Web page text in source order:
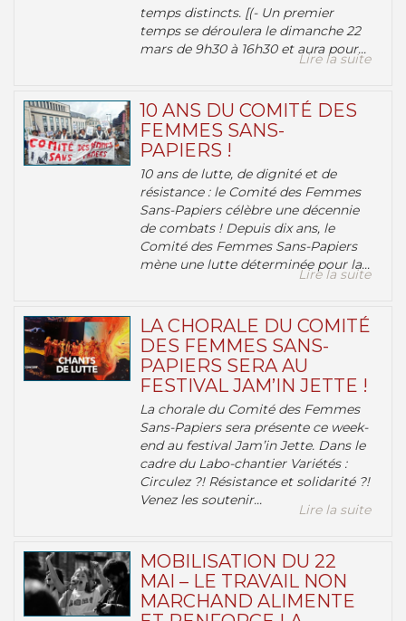
temps distincts. [(- Un premier
temps se déroulera le dimanche 22
mars de 9h30 à 16h30 et aura pour...
Lire la suite
10 ANS DU COMITÉ DES
FEMMES SANS-
PAPIERS !
10 ans de lutte, de dignité et de
résistance : le Comité des Femmes
Sans-Papiers célèbre une décennie
de combats ! Depuis dix ans, le
Comité des Femmes Sans-Papiers
mène une lutte déterminée pour la...
Lire la suite
LA CHORALE DU COMITÉ
DES FEMMES SANS-
PAPIERS SERA AU
FESTIVAL JAM’IN JETTE !
La chorale du Comité des Femmes
Sans-Papiers sera présente ce week-
end au festival Jam’in Jette. Dans le
cadre du Labo-chantier Variétés :
Circulez ?! Résistance et solidarité ?!
Venez les soutenir...
Lire la suite
MOBILISATION DU 22
MAI – LE TRAVAIL NON
MARCHAND ALIMENTE